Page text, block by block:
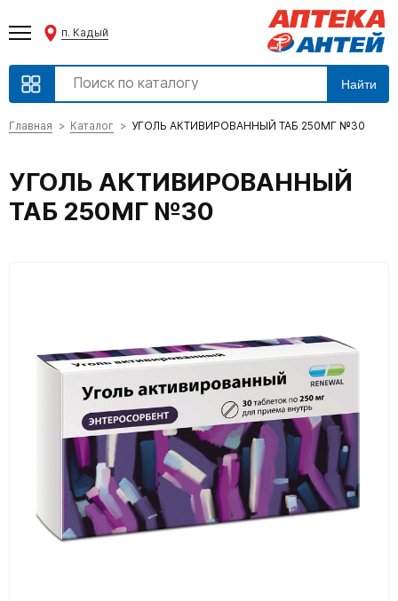
п. Кадый
Найти
Главная Каталог УГОЛЬ АКТИВИРОВАННЫЙ ТАБ 250МГ №30
УГОЛЬ АКТИВИРОВАННЫЙ
ТАБ 250МГ №30